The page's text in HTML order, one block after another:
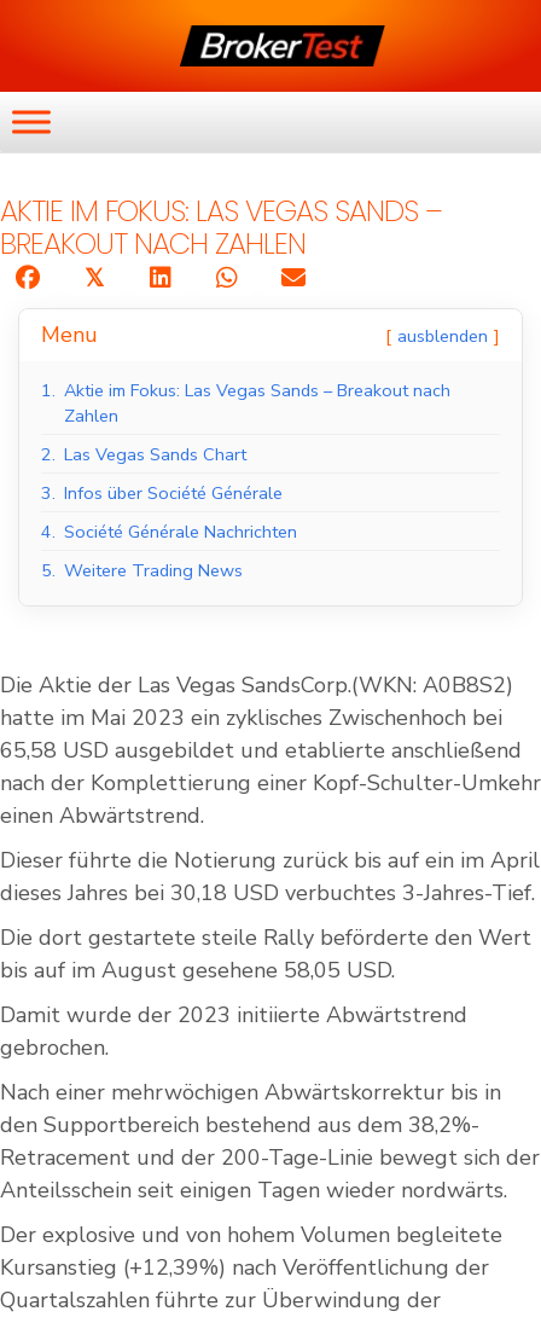
AKTIE IM FOKUS: LAS VEGAS SANDS –
BREAKOUT NACH ZAHLEN
𝕏
Menu ausblenden
1. Aktie im Fokus: Las Vegas Sands – Breakout nach
Zahlen
2. Las Vegas Sands Chart
3. Infos über Société Générale
4. Société Générale Nachrichten
5. Weitere Trading News
Die Aktie der Las Vegas SandsCorp.(WKN: A0B8S2)
hatte im Mai 2023 ein zyklisches Zwischenhoch bei
65,58 USD ausgebildet und etablierte anschließend
nach der Komplettierung einer Kopf-Schulter-Umkehr
einen Abwärtstrend.
Dieser führte die Notierung zurück bis auf ein im April
dieses Jahres bei 30,18 USD verbuchtes 3-Jahres-Tief.
Die dort gestartete steile Rally beförderte den Wert
bis auf im August gesehene 58,05 USD.
Damit wurde der 2023 initiierte Abwärtstrend
gebrochen.
Nach einer mehrwöchigen Abwärtskorrektur bis in
den Supportbereich bestehend aus dem 38,2%-
Retracement und der 200-Tage-Linie bewegt sich der
Anteilsschein seit einigen Tagen wieder nordwärts.
Der explosive und von hohem Volumen begleitete
Kursanstieg (+12,39%) nach Veröffentlichung der
Quartalszahlen führte zur Überwindung der